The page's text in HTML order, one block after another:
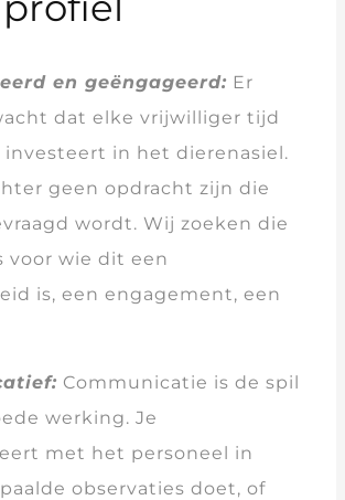
en geëngageerd: Er
dat elke vrijwilliger tijd
investeert in het dierenasiel.
geen opdracht zijn die
wordt. Wij zoeken die
voor wie dit een
is, een engagement, een
Communicatie is de spil
werking. Je
met het personeel in
observaties doet, of